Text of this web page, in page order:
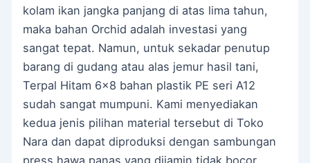
kolam ikan jangka panjang di atas lima tahun,
maka bahan Orchid adalah investasi yang
sangat tepat. Namun, untuk sekadar penutup
barang di gudang atau alas jemur hasil tani,
Terpal Hitam 6×8 bahan plastik PE seri A12
sudah sangat mumpuni. Kami menyediakan
kedua jenis pilihan material tersebut di Toko
Nara dan dapat diproduksi dengan sambungan